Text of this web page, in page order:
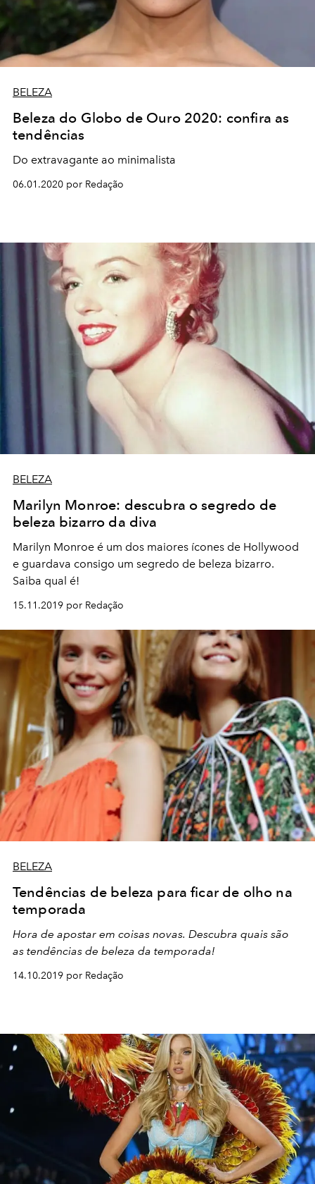
BELEZA
Beleza do Globo de Ouro 2020: confira as
tendências
Do extravagante ao minimalista
06.01.2020 por Redação
BELEZA
Marilyn Monroe: descubra o segredo de
beleza bizarro da diva
Marilyn Monroe é um dos maiores ícones de Hollywood
e guardava consigo um segredo de beleza bizarro.
Saiba qual é!
15.11.2019 por Redação
BELEZA
Tendências de beleza para ficar de olho na
temporada
Hora de apostar em coisas novas. Descubra quais são
as tendências de beleza da temporada!
14.10.2019 por Redação